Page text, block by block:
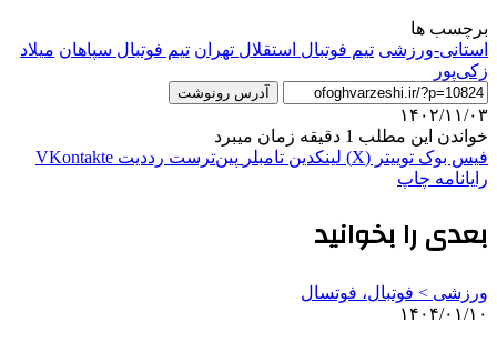
برچسب ها
استانی-ورزشی تيم فوتبال استقلال تهران تيم فوتبال سپاهان میلاد
زکی‌پور
آدرس رونوشت
۱۴۰۲/۱۱/۰۳
خواندن این مطلب 1 دقیقه زمان میبرد
فیس بوک توییتر (X) لینکدین ‫تامبلر ‫پین‌ترست ‫رددیت ‫VKontakte
رایانامه چاپ
بعدی را بخوانید
ورزشی > فوتبال، فوتسال
۱۴۰۴/۰۱/۱۰